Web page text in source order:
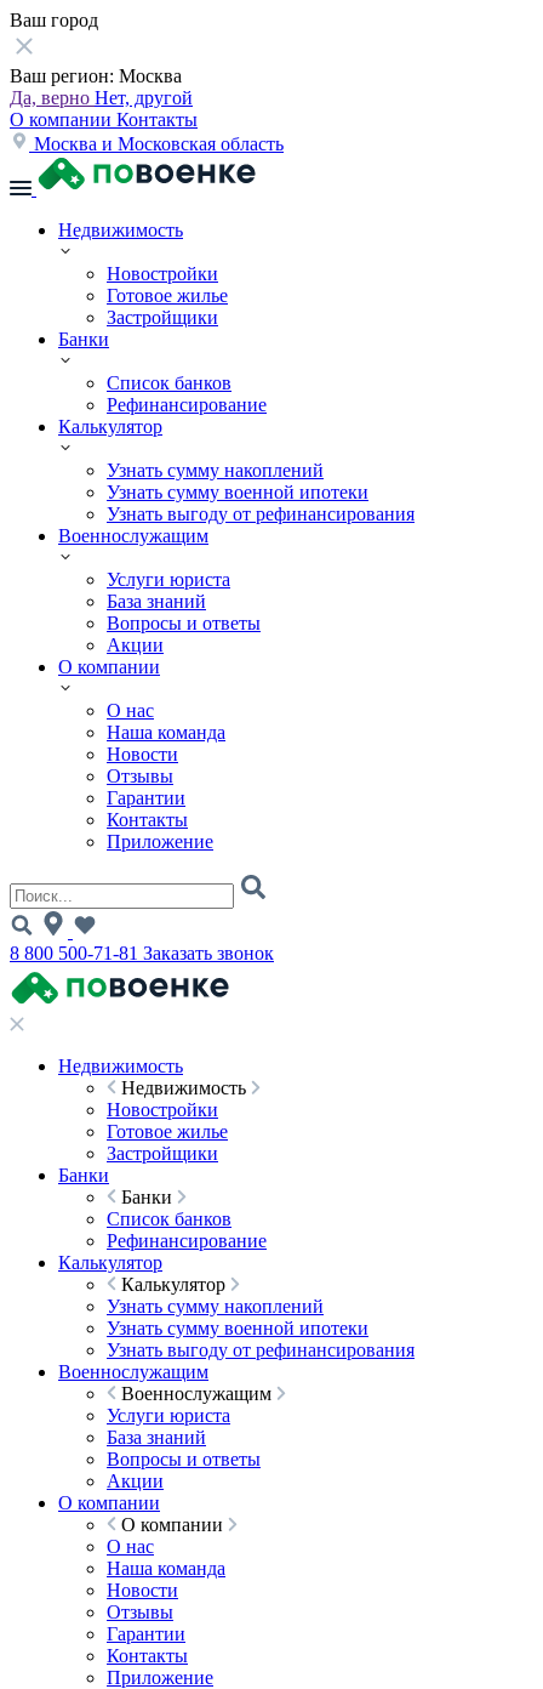
Ваш город
Ваш регион: Москва
Да, верно Нет, другой
О компании Контакты
Москва и Московская область
Недвижимость
Новостройки
Готовое жилье
Застройщики
Банки
Список банков
Рефинансирование
Калькулятор
Узнать сумму накоплений
Узнать сумму военной ипотеки
Узнать выгоду от рефинансирования
Военнослужащим
Услуги юриста
База знаний
Вопросы и ответы
Акции
О компании
О нас
Наша команда
Новости
Отзывы
Гарантии
Контакты
Приложение
8 800 500-71-81 Заказать звонок
Недвижимость
Недвижимость
Новостройки
Готовое жилье
Застройщики
Банки
Банки
Список банков
Рефинансирование
Калькулятор
Калькулятор
Узнать сумму накоплений
Узнать сумму военной ипотеки
Узнать выгоду от рефинансирования
Военнослужащим
Военнослужащим
Услуги юриста
База знаний
Вопросы и ответы
Акции
О компании
О компании
О нас
Наша команда
Новости
Отзывы
Гарантии
Контакты
Приложение